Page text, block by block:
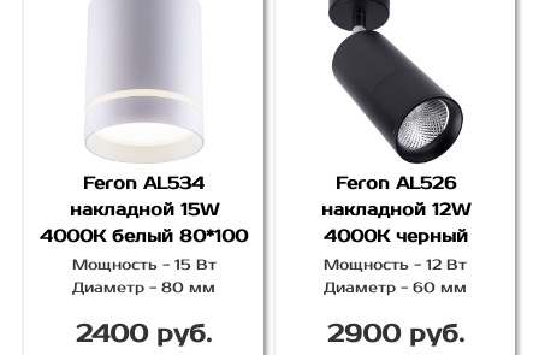
Feron AL534
накладной 15W
4000K белый 80*100
Мощность - 15 Вт
Диаметр - 80 мм
2400 руб.
Feron AL526
накладной 12W
4000K черный
Мощность - 12 Вт
Диаметр - 60 мм
2900 руб.